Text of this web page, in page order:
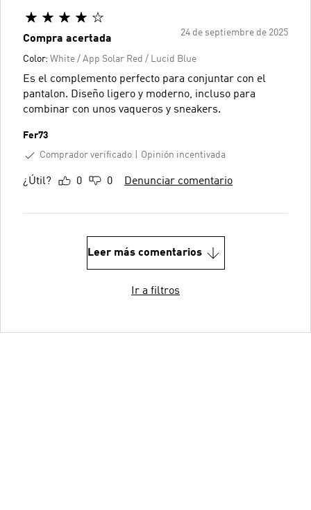
24 de septiembre de 2025
Compra acertada
Color: White / App Solar Red / Lucid Blue
Es el complemento perfecto para conjuntar con el
pantalon. Diseño ligero y moderno, incluso para
combinar con unos vaqueros y sneakers.
Fer73
Comprador verificado
Opinión incentivada
¿Útil? 0 0 Denunciar comentario
Leer más comentarios
Ir a filtros